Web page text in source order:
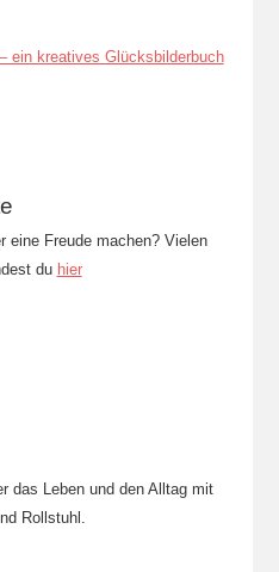
ein kreatives Glücksbilderbuch
eine Freude machen? Vielen
du hier
das Leben und den Alltag mit
Rollstuhl.